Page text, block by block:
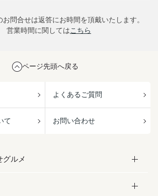
問合せは返答にお時間を頂戴いたします。
営業時間に関してはこちら
ページ先頭へ戻る
よくあるご質問
て お問い合わせ
グルメ